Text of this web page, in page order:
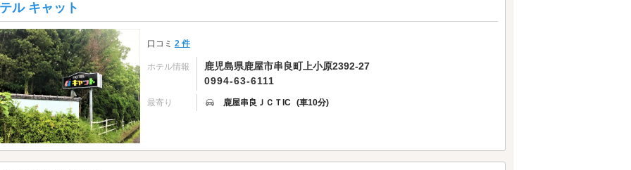
ル キャット
口コミ 2 件
ホテル情報
鹿児島県鹿屋市串良町上小原2392-27
0994-63-6111
最寄り 鹿屋串良ＪＣＴIC (車10分)